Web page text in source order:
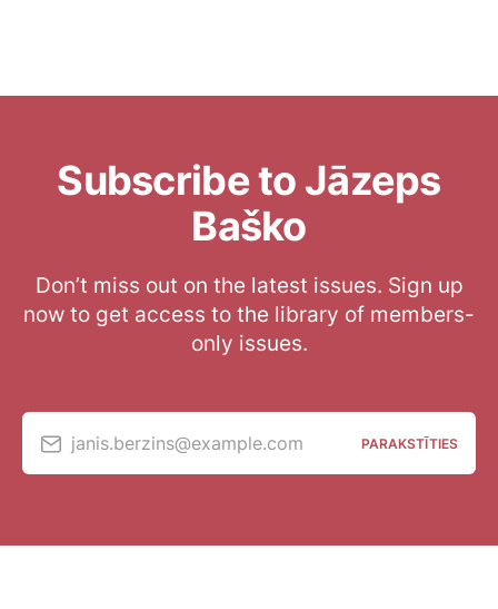
Subscribe to Jāzeps
Baško
Don’t miss out on the latest issues. Sign up
now to get access to the library of members-
only issues.
janis.berzins@example.com PARAKSTĪTIES